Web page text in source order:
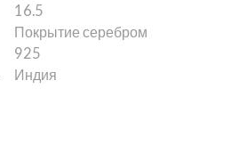
16.5
Покрытие серебром
925
Индия